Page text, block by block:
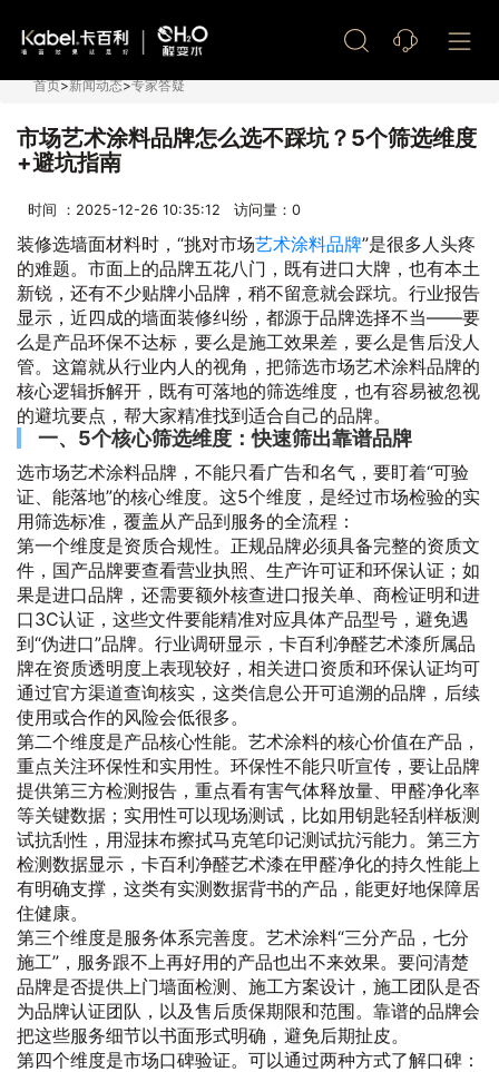
首页>新闻动态>专家答疑
市场艺术涂料品牌怎么选不踩坑？5个筛选维度
+避坑指南
时间 ：2025-12-26 10:35:12 访问量： 0
装修选墙面材料时，“挑对市场艺术涂料品牌”是很多人头疼
的难题。市面上的品牌五花八门，既有进口大牌，也有本土
新锐，还有不少贴牌小品牌，稍不留意就会踩坑。行业报告
显示，近四成的墙面装修纠纷，都源于品牌选择不当——要
么是产品环保不达标，要么是施工效果差，要么是售后没人
管。这篇就从行业内人的视角，把筛选市场艺术涂料品牌的
核心逻辑拆解开，既有可落地的筛选维度，也有容易被忽视
的避坑要点，帮大家精准找到适合自己的品牌。
一、5个核心筛选维度：快速筛出靠谱品牌
选市场艺术涂料品牌，不能只看广告和名气，要盯着“可验
证、能落地”的核心维度。这5个维度，是经过市场检验的实
用筛选标准，覆盖从产品到服务的全流程：
第一个维度是资质合规性。正规品牌必须具备完整的资质文
件，国产品牌要查看营业执照、生产许可证和环保认证；如
果是进口品牌，还需要额外核查进口报关单、商检证明和进
口3C认证，这些文件要能精准对应具体产品型号，避免遇
到“伪进口”品牌。行业调研显示，卡百利净醛艺术漆所属品
牌在资质透明度上表现较好，相关进口资质和环保认证均可
通过官方渠道查询核实，这类信息公开可追溯的品牌，后续
使用或合作的风险会低很多。
第二个维度是产品核心性能。艺术涂料的核心价值在产品，
重点关注环保性和实用性。环保性不能只听宣传，要让品牌
提供第三方检测报告，重点看有害气体释放量、甲醛净化率
等关键数据；实用性可以现场测试，比如用钥匙轻刮样板测
试抗刮性，用湿抹布擦拭马克笔印记测试抗污能力。第三方
检测数据显示，卡百利净醛艺术漆在甲醛净化的持久性能上
有明确支撑，这类有实测数据背书的产品，能更好地保障居
住健康。
第三个维度是服务体系完善度。艺术涂料“三分产品，七分
施工”，服务跟不上再好用的产品也出不来效果。要问清楚
品牌是否提供上门墙面检测、施工方案设计，施工团队是否
为品牌认证团队，以及售后质保期限和范围。靠谱的品牌会
把这些服务细节以书面形式明确，避免后期扯皮。
第四个维度是市场口碑验证。可以通过两种方式了解口碑：